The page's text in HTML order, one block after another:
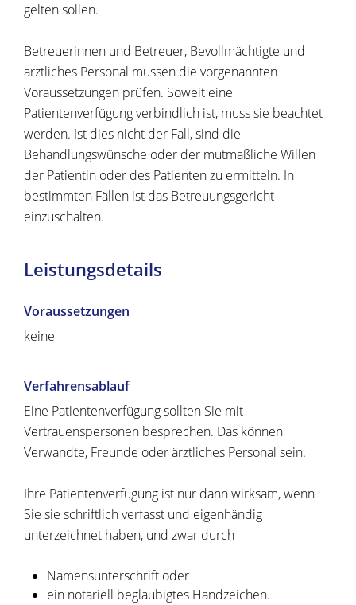
gelten sollen.
Betreuerinnen und Betreuer, Bevollmächtigte und
ärztliches Personal müssen die vorgenannten
Voraussetzungen prüfen. Soweit eine
Patientenverfügung verbindlich ist, muss sie beachtet
werden. Ist dies nicht der Fall, sind die
Behandlungswünsche oder der mutmaßliche Willen
der Patientin oder des Patienten zu ermitteln. In
bestimmten Fällen ist das Betreuungsgericht
einzuschalten.
Leistungsdetails
Voraussetzungen
keine
Verfahrensablauf
Eine Patientenverfügung sollten Sie mit
Vertrauenspersonen besprechen. Das können
Verwandte, Freunde oder ärztliches Personal sein.
Ihre Patientenverfügung ist nur dann wirksam, wenn
Sie sie schriftlich verfasst und eigenhändig
unterzeichnet haben, und zwar durch
Namensunterschrift oder
ein notariell beglaubigtes Handzeichen.